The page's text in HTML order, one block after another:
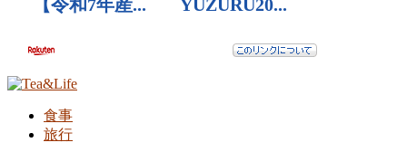
食事
旅行